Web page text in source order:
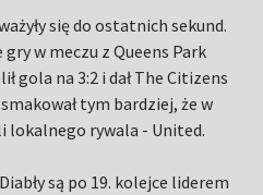
się do ostatnich sekund.
w meczu z Queens Park
gola na 3:2 i dał The Citizens
tym bardziej, że w
rywala - United.
są po 19. kolejce liderem